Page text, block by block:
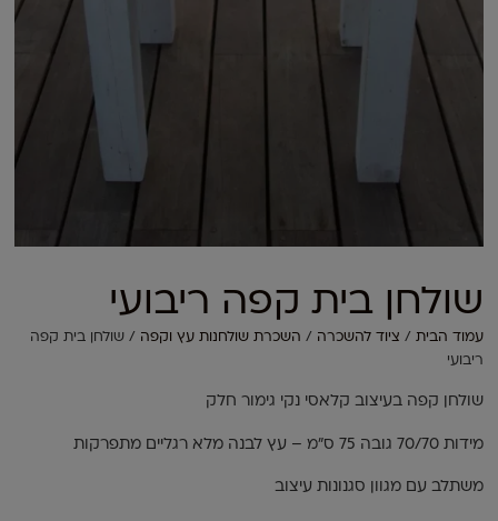
שולחן בית קפה ריבועי
עמוד הבית / ציוד להשכרה / השכרת שולחנות עץ וקפה / שולחן בית קפה
ריבועי
שולחן קפה בעיצוב קלאסי נקי גימור חלק
מידות 70/70 גובה 75 ס"מ – עץ לבנה מלא רגליים מתפרקות
משתלב עם מגוון סגנונות עיצוב